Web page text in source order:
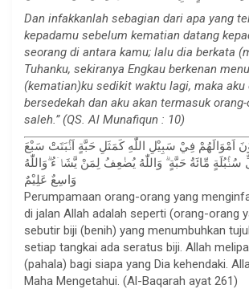
Dan infakkanlah sebagian dari apa yang
kepadamu sebelum kematian datang
seorang di antara kamu; lalu dia berkata
Tuhanku, sekiranya Engkau berkenan
(kematian)ku sedikit waktu lagi, maka aku
bersedekah dan aku akan termasuk
saleh.” (QS. Al Munafiqun : 10)
اَمْوَالَهُمْ فِيْ سَبِيْلِ اللّٰهِ كَمَثَلِ حَبَّةٍ اَنْۢبَتَتْ سَبْعَ
مِّائَةُ حَبَّةٍ ۗ وَاللّٰهُ يُضٰعِفُ لِمَنْ يَّشَاۤءُ ۗوَاللّٰهُ
وَاسِعٌ عَلِيْمٌ
Perumpamaan orang-orang yang
di jalan Allah adalah seperti (orang-orang
sebutir biji (benih) yang menumbuhkan
setiap tangkai ada seratus biji. Allah
(pahala) bagi siapa yang Dia kehendaki.
Maha Mengetahui. (Al-Baqarah ayat 261)